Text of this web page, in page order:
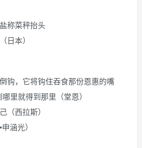
称菜秤抬头
日本）
钩，它将钩住吞食那份恩惠的嘴
里就得到那里（堂恩）
（西拉斯）
涵光）